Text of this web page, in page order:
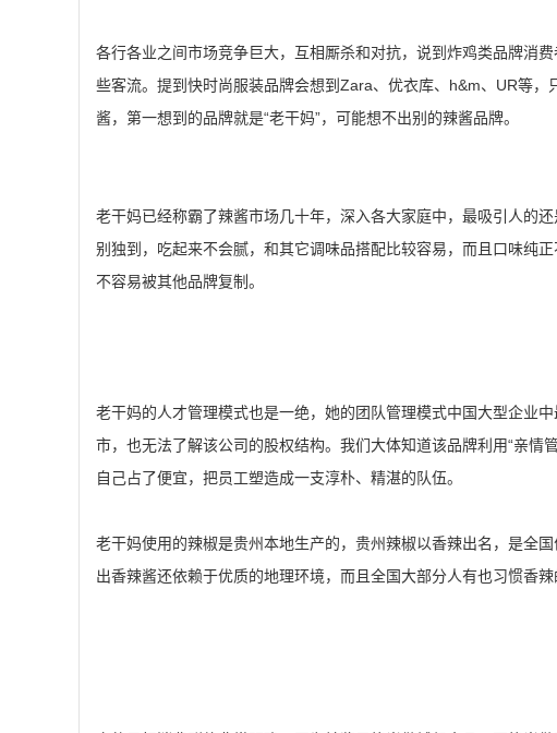
各行各业之间市场竞争巨大，互相厮杀和对抗，说到炸鸡类品牌消
些客流。提到快时尚服装品牌会想到Zara、优衣库、h&m、UR等
酱，第一想到的品牌就是“老干妈”，可能想不出别的辣酱品牌。
老干妈已经称霸了辣酱市场几十年，深入各大家庭中，最吸引人的
别独到，吃起来不会腻，和其它调味品搭配比较容易，而且口味纯
不容易被其他品牌复制。
老干妈的人才管理模式也是一绝，她的团队管理模式中国大型企业
市，也无法了解该公司的股权结构。我们大体知道该品牌利用“亲
自己占了便宜，把员工塑造成一支淳朴、精湛的队伍。
老干妈使用的辣椒是贵州本地生产的，贵州辣椒以香辣出名，是全
出香辣酱还依赖于优质的地理环境，而且全国大部分人有也习惯香